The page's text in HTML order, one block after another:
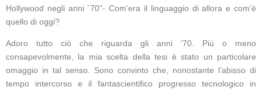
Hollywood negli anni ´70”- Com’era il linguaggio di allora e com’è
quello di oggi?
Adoro tutto ciò che riguarda gli anni ’70. Più o meno
consapevolmente, la mia scelta della tesi è stato un particolare
omaggio in tal senso. Sono convinto che, nonostante l’abisso di
tempo intercorso e il fantascientifico progresso tecnologico in